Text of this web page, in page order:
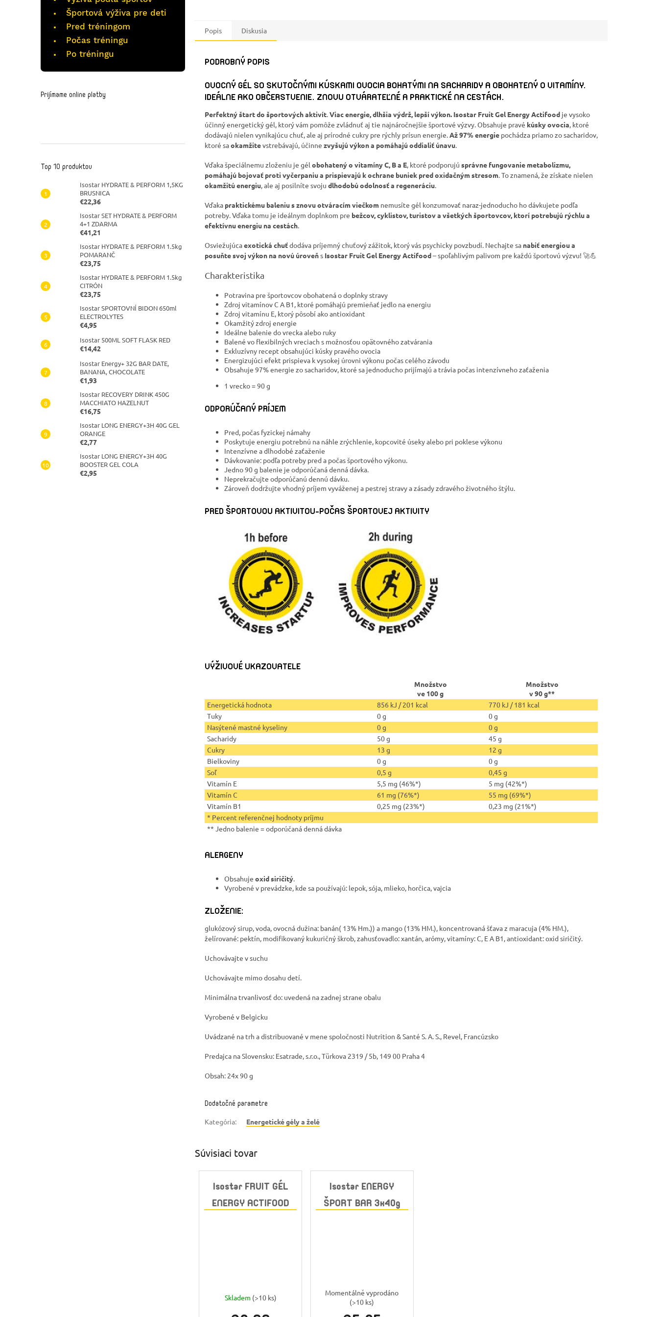
Športová výživa pre deti
Pred tréningom
Počas tréningu
Po tréningu
Prijímame online platby
Top 10 produktov
Isostar HYDRATE & PERFORM 1,5KG
BRUSNICA
€22,36
Isostar SET HYDRATE & PERFORM
4+1 ZDARMA
€41,21
Isostar HYDRATE & PERFORM 1.5kg
POMARANČ
€23,75
Isostar HYDRATE & PERFORM 1.5kg
CITRÓN
€23,75
Isostar SPORTOVNÍ BIDON 650ml
ELECTROLYTES
€4,95
Isostar 500ML SOFT FLASK RED
€14,42
Isostar Energy+ 32G BAR DATE,
BANANA, CHOCOLATE
€1,93
Isostar RECOVERY DRINK 450G
MACCHIATO HAZELNUT
€16,75
Isostar LONG ENERGY+3H 40G GEL
ORANGE
€2,77
Isostar LONG ENERGY+3H 40G
BOOSTER GEL COLA
€2,95
Popis Diskusia
PODROBNÝ POPIS
OVOCNÝ GÉL SO SKUTOČNÝMI KÚSKAMI OVOCIA BOHATÝMI NA SACHARIDY A OBOHATENÝ O VITAMÍNY.
IDEÁLNE AKO OBČERSTVENIE. ZNOVU OTVÁRATEĽNÉ A PRAKTICKÉ NA CESTÁCH.
Perfektný štart do športových aktivít.Viac energie, dlhšia výdrž, lepší výkon. Isostar Fruit Gel Energy Actifood je vysoko
účinný energetický gél, ktorý vám pomôže zvládnuť aj tie najnáročnejšie športové výzvy. Obsahuje pravé kúsky ovocia, ktoré
dodávajú nielen vynikajúcu chuť, ale aj prírodné cukry pre rýchly prísun energie.Až 97% energie pochádza priamo zo sacharidov,
ktoré saokamžitevstrebávajú, účinne zvyšujú výkon a pomáhajú oddialiť únavu.
Vďaka špeciálnemu zloženiu je gél obohatený o vitamíny C, B a E, ktoré podporujú správne fungovanie metabolizmu,
pomáhajú bojovať proti vyčerpaniu a prispievajú k ochrane buniek pred oxidačným stresom. To znamená, že získate nielen
okamžitú energiu, ale aj posilníte svoju dlhodobú odolnosť a regeneráciu.
Vďaka praktickému baleniu s znovu otváracím viečkom nemusíte gél konzumovať naraz-jednoducho ho dávkujete podľa
potreby. Vďaka tomu je ideálnym doplnkom pre bežcov, cyklistov, turistov a všetkých športovcov, ktorí potrebujú rýchlu a
efektívnu energiu na cestách.
Osviežujúcaexotická chuťdodáva príjemný chuťový zážitok, ktorý vás psychicky povzbudí. Nechajte sa nabiť energiou a
posuňte svoj výkon na novú úroveňs Isostar Fruit Gel Energy Actifood– spoľahlivým palivom pre každú športovú výzvu! 🚀💪
Charakteristika
Potravina pre športovcov obohatená o doplnky stravy
Zdroj vitamínov C A B1, ktoré pomáhajú premieňať jedlo na energiu
Zdroj vitamínu E, ktorý pôsobí ako antioxidant
Okamžitý zdroj energie
Ideálne balenie do vrecka alebo ruky
Balené vo flexibilných vreciach s možnosťou opätovného zatvárania
Exkluzívny recept obsahujúci kúsky pravého ovocia
Energizujúci efekt prispieva k vysokej úrovni výkonu počas celého závodu
Obsahuje 97% energie zo sacharidov, ktoré sa jednoducho prijímajú a trávia počas intenzívneho zaťaženia
1 vrecko = 90 g
ODPORÚČANÝ PRÍJEM
Pred, počas fyzickej námahy
Poskytuje energiu potrebnú na náhle zrýchlenie, kopcovité úseky alebo pri poklese výkonu
Intenzívne a dlhodobé zaťaženie
Dávkovanie: podľa potreby pred a počas športového výkonu.
Jedno 90 g balenie je odporúčaná denná dávka.
Neprekračujte odporúčanú dennú dávku.
Zároveň dodržujte vhodný príjem vyváženej a pestrej stravy a zásady zdravého životného štýlu.
PRED ŠPORTOVOU AKTIVITOU-POČAS ŠPORTOVEJ AKTIVITY
VÝŽIVOVÉ UKAZOVATELE
Množstvo
ve 100 g
Množstvo
v 90 g**
Energetická hodnota
856 kJ / 201 kcal
770 kJ / 181 kcal
Tuky
0 g
0 g
Nasýtené mastné kyseliny
0 g
0 g
Sacharidy
50 g
45 g
Cukry
13 g
12 g
Bielkoviny
0 g
0 g
Soľ
0,5 g
0,45 g
Vitamín E
5,5 mg (46%*)
5 mg (42%*)
Vitamín C
61 mg (76%*)
55 mg (69%*)
Vitamín B1
0,25 mg (23%*)
0,23 mg (21%*)
* Percent referenčnej hodnoty príjmu
** Jedno balenie = odporúčaná denná dávka
ALERGENY
Obsahuje oxid siričitý.
Vyrobené v prevádzke, kde sa používajú: lepok, sója, mlieko, horčica, vajcia
ZLOŽENIE:
glukózový sirup, voda, ovocná dužina: banán( 13% Hm.)) a mango (13% HM.), koncentrovaná šťava z maracuja (4% HM.),
želírované: pektín, modifikovaný kukuričný škrob, zahusťovadlo: xantán, arómy, vitamíny: C, E A B1, antioxidant: oxid siričitý.
Uchovávajte v suchu
Uchovávajte mimo dosahu detí.
Minimálna trvanlivosť do: uvedená na zadnej strane obalu
Vyrobené v Belgicku
Uvádzané na trh a distribuované v mene spoločnosti Nutrition & Santé S. A. S., Revel, Francúzsko
Predajca na Slovensku: Esatrade, s.r.o., Türkova 2319 / 5b, 149 00 Praha 4
Obsah: 24x 90 g
Dodatočné parametre
Kategória: Energetické gély a želé
Súvisiaci tovar
Isostar FRUIT GÉL
ENERGY ACTIFOOD
Skladem (>10 ks)
Isostar ENERGY
ŠPORT BAR 3x40g
Momentálně vyprodáno
(>10 ks)